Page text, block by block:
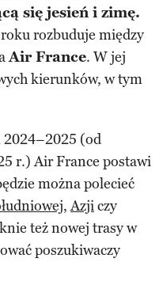
się jesień i zimę.
roku rozbuduje między
Air France. W jej
kierunków, w tym
(od
r.) Air France postawi
można polecieć
,Azjiczy
też nowej trasy w
poszukiwaczy